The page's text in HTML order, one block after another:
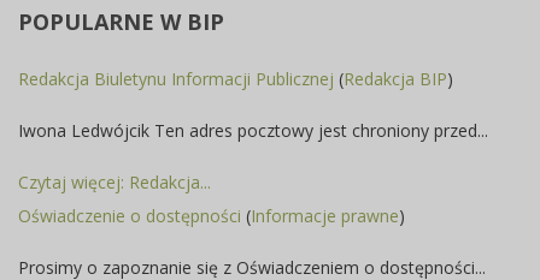
POPULARNE W BIP
Redakcja Biuletynu Informacji Publicznej (Redakcja BIP)
Iwona Ledwójcik Ten adres pocztowy jest chroniony przed...
Czytaj więcej: Redakcja...
Oświadczenie o dostępności (Informacje prawne)
Prosimy o zapoznanie się z Oświadczeniem o dostępności...